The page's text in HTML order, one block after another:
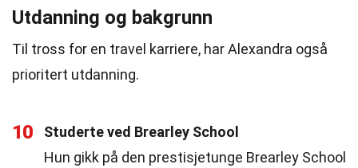
Utdanning og bakgrunn
Til tross for en travel karriere, har Alexandra også
prioritert utdanning.
10
Studerte ved Brearley School
Hun gikk på den prestisjetunge Brearley School